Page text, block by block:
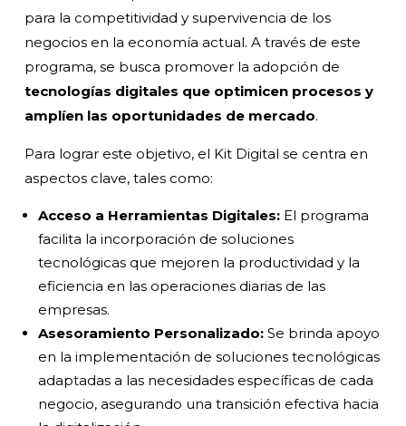
para la competitividad y supervivencia de los
negocios en la economía actual. A través de este
programa, se busca promover la adopción de
tecnologías digitales que optimicen procesos y
amplíen las oportunidades de mercado.
Para lograr este objetivo, el Kit Digital se centra en
aspectos clave, tales como:
Acceso a Herramientas Digitales: El programa
facilita la incorporación de soluciones
tecnológicas que mejoren la productividad y la
eficiencia en las operaciones diarias de las
empresas.
Asesoramiento Personalizado: Se brinda apoyo
en la implementación de soluciones tecnológicas
adaptadas a las necesidades específicas de cada
negocio, asegurando una transición efectiva hacia